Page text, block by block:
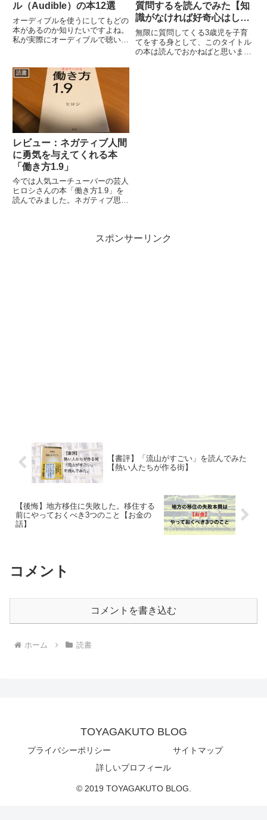
ル（Audible）の本12選
オーディブルを使うにしてもどの
本があるのか知りたいですよね。
私が実際にオーディブルで聴いて
けるので、参考までに。＼聴き放
題。いつでも退会できます／
【Audible】30日間の無料体...
質問するを読んでみた【知
識がなければ好奇心はしぼ
む】
無限に質問してくる3歳児を子育
てをする身として、このタイトル
の本は読んでおかねばと思いまし
読書
レビュー：ネガティブ人間
に勇気を与えてくれる本
「働き方1.9」
今では人気ユーチューバーの芸人
ヒロシさんの本「働き方1.9」を
読んでみました。ネガティブ思考
をもらいました。ヒロシさんは、スポンサーリンク
【書評】「流山がすごい」を読んでみた
【熱い人たちが作る街】
【後悔】地方移住に失敗した。移住する
前にやっておくべき3つのこと【お金の
話】
コメント
コメントを書き込む
ホーム 読書
TOYAGAKUTO BLOG
プライバシーポリシー
サイトマップ
詳しいプロフィール
© 2019 TOYAGAKUTO BLOG.